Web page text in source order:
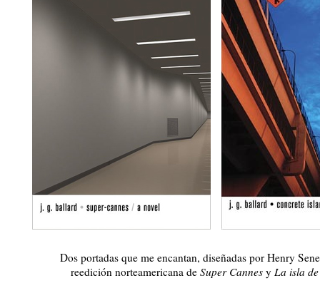
Dos portadas que me encantan, diseñadas por Henry
reedición norteamericana de Super Cannes y La isla